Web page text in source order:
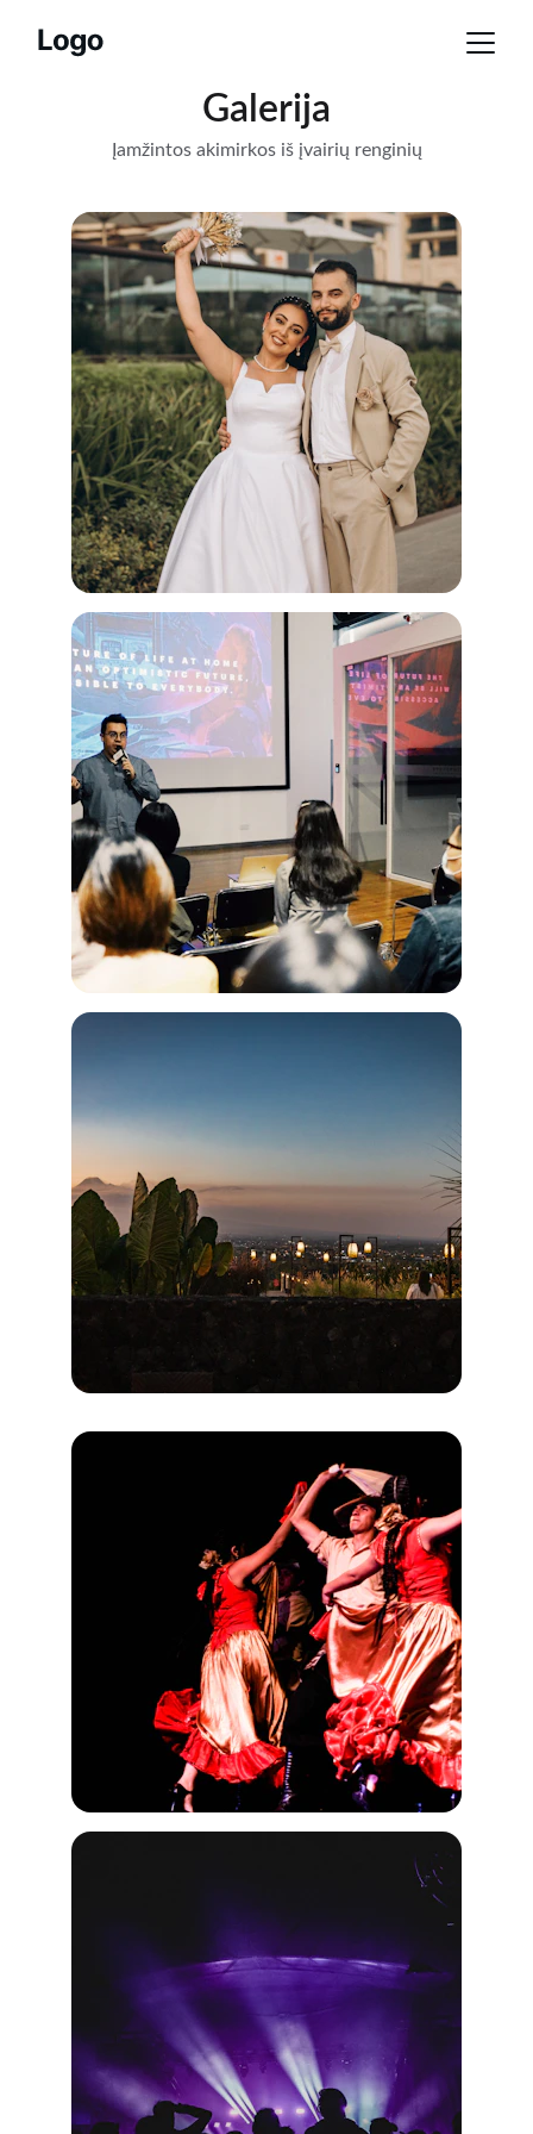
Galerija
Įamžintos akimirkos iš įvairių renginių